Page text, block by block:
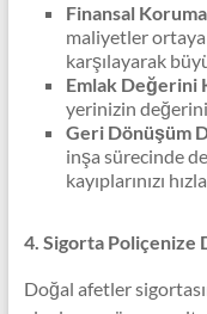
Finansal Koruma
maliyetler
karşılayarak
Emlak Değerini
yerinizin
Geri Dönüşüm
inşa sürecinde
kayıplarınızı
4. Sigorta Poliçenize
Doğal afetler